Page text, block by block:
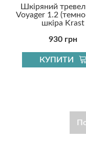
Шкіряний
Voyager 1.2
шкіра Krast
930 грн
КУПИТИ